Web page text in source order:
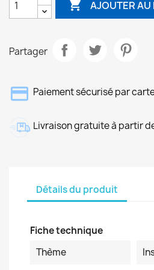
 AJOUTER AU
Partager
Paiement sécurisé par
Livraison gratuite à partir
Détails du produit
Fiche technique
Thème